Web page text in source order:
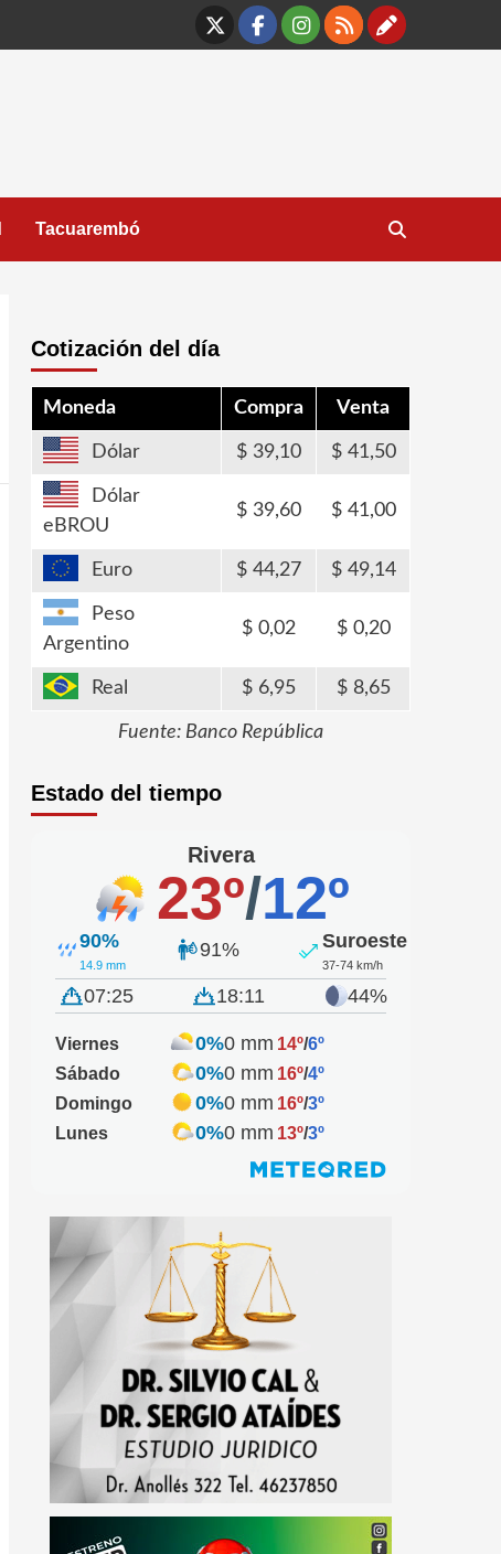
X Facebook
Instagram
RSS
Tacuarembó
Cotización del día
Moneda Compra Venta
Dólar 39,10 41,50
Dólar
eBROU
39,60 41,00
Euro 44,27 49,14
Peso
Argentino
0,02 0,20
Real 6,95 8,65
Fuente: Banco República
Estado del tiempo
Rivera
23º/12º
90%
14.9 mm
91% Suroeste
37-74 km/h
07:25 18:11 44%
Viernes 0%0 mm 14º/6º
Sábado
0%0 mm 16º/4º
Domingo
0%0 mm 16º/3º
Lunes
0%0 mm 13º/3º